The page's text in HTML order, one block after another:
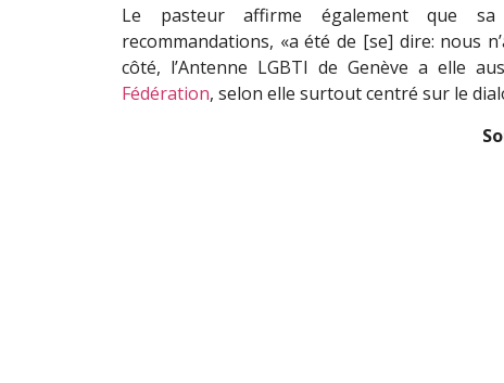
Le pasteur affirme également que
recommandations, «a été de [se] dire: nous
côté, l’Antenne LGBTI de Genève a elle
Fédération, selon elle surtout centré sur le